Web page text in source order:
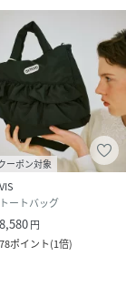
ーポン対象
VIS
トートバッグ
8,580円
78ポイント(1倍)